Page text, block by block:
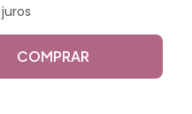
COMPRAR